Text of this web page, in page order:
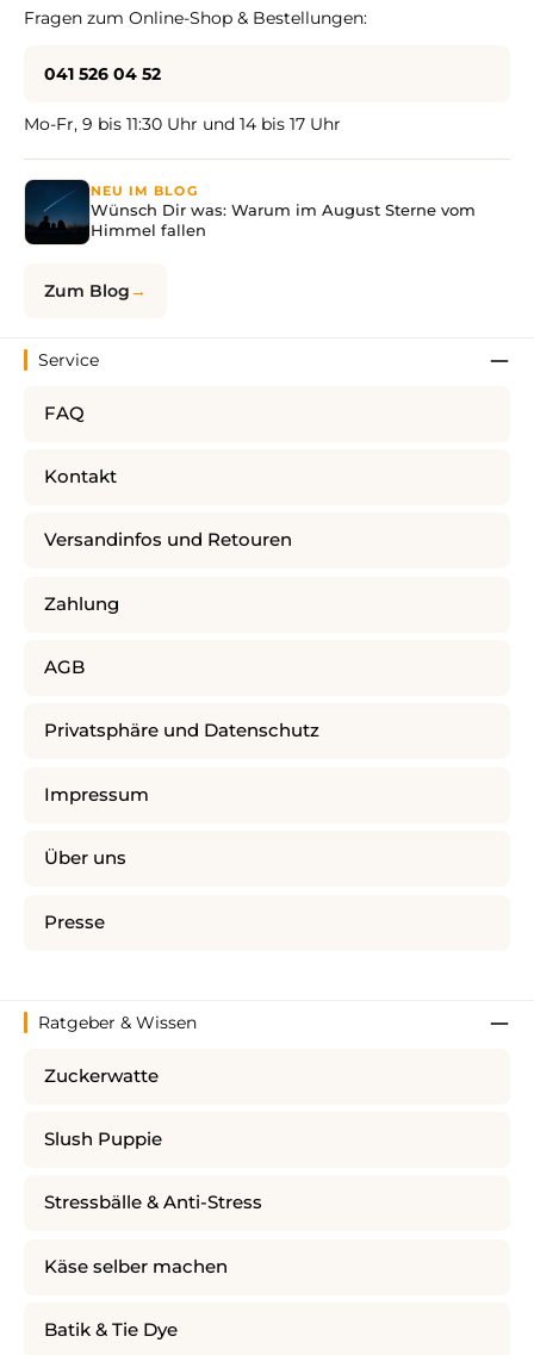
Fragen zum Online-Shop & Bestellungen:
041 526 04 52
Mo-Fr, 9 bis 11:30 Uhr und 14 bis 17 Uhr
NEU IM BLOG
Wünsch Dir was: Warum im August Sterne vom
Himmel fallen
Zum Blog
Service
FAQ
Kontakt
Versandinfos und Retouren
Zahlung
AGB
Privatsphäre und Datenschutz
Impressum
Über uns
Presse
Ratgeber & Wissen
Zuckerwatte
Slush Puppie
Stressbälle & Anti-Stress
Käse selber machen
Batik & Tie Dye